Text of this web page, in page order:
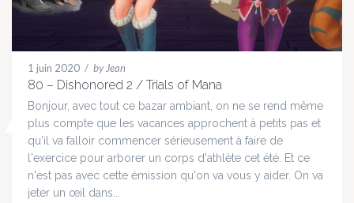
1 juin 2020 / by Jean
80 – Dishonored 2 / Trials of Mana
Bonjour, avec tout ce bazar ambiant, on ne se rend même
plus compte que les vacances approchent à petits pas et
qu'il va falloir commencer sérieusement à faire de
l'exercice pour arborer un corps d'athlète cet été. Et ce
n'est pas avec cette émission qu'on va vous y aider. On va
jeter un œil dans...